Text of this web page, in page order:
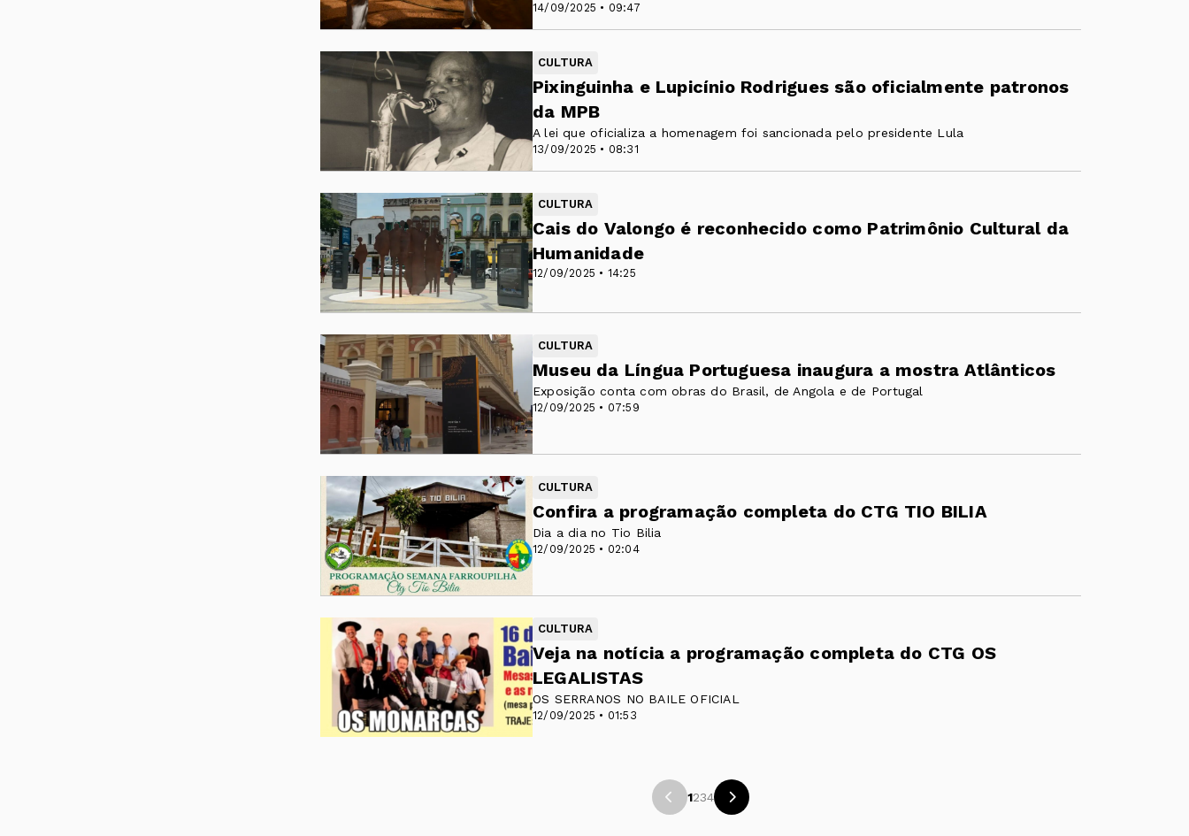
14/09/2025 • 09:47
CULTURA
13/09/2025 • 08:31
Pixinguinha e Lupicínio Rodrigues são oficialmente patronos
da MPB
A lei que oficializa a homenagem foi sancionada pelo presidente Lula
CULTURA
12/09/2025 • 14:25
Cais do Valongo é reconhecido como Patrimônio Cultural da
Humanidade
CULTURA
12/09/2025 • 07:59
Museu da Língua Portuguesa inaugura a mostra Atlânticos
Exposição conta com obras do Brasil, de Angola e de Portugal
CULTURA
12/09/2025 • 02:04
Confira a programação completa do CTG TIO BILIA
Dia a dia no Tio Bilia
CULTURA
12/09/2025 • 01:53
Veja na notícia a programação completa do CTG OS
LEGALISTAS
OS SERRANOS NO BAILE OFICIAL
1234